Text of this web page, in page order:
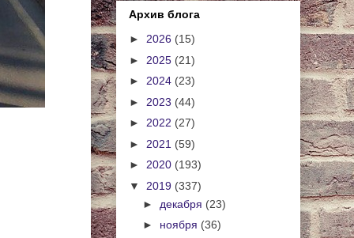
Архив блога
► 2026 (15)
► 2025 (21)
► 2024 (23)
► 2023 (44)
► 2022 (27)
► 2021 (59)
► 2020 (193)
▼ 2019 (337)
► декабря (23)
► ноября (36)